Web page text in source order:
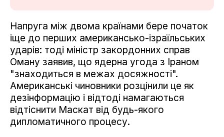
Напруга між двома країнами бере початок
іще до перших американсько-ізраїльських
ударів: тоді міністр закордонних справ
Оману заявив, що ядерна угода з Іраном
"знаходиться в межах досяжності".
Американські чиновники розцінили це як
дезінформацію і відтоді намагаються
відтіснити Маскат від будь-якого
дипломатичного процесу.